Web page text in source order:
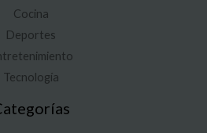
Cocina
Deportes
Tecnología